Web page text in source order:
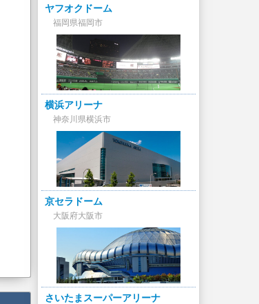
ヤフオクドーム
福岡県福岡市
横浜アリーナ
神奈川県横浜市
京セラドーム
大阪府大阪市
さいたまスーパーアリーナ